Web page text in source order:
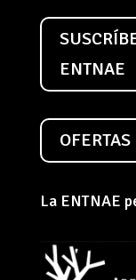
ENTNAE
La ENTNAE